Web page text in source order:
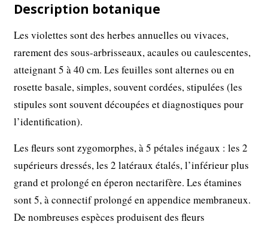
Description botanique
Les violettes sont des herbes annuelles ou vivaces,
rarement des sous-arbrisseaux, acaules ou caulescentes,
atteignant 5 à 40 cm. Les feuilles sont alternes ou en
rosette basale, simples, souvent cordées, stipulées (les
stipules sont souvent découpées et diagnostiques pour
l’identification).
Les fleurs sont zygomorphes, à 5 pétales inégaux : les 2
supérieurs dressés, les 2 latéraux étalés, l’inférieur plus
grand et prolongé en éperon nectarifère. Les étamines
sont 5, à connectif prolongé en appendice membraneux.
De nombreuses espèces produisent des fleurs